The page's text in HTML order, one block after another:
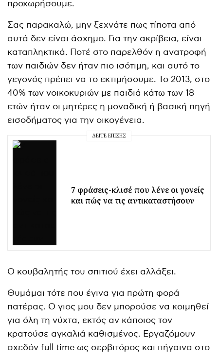
προχωρήσουμε.
Σας παρακαλώ, μην ξεχνάτε πως τίποτα από
αυτά δεν είναι άσχημο. Για την ακρίβεια, είναι
καταπληκτικά. Ποτέ στο παρελθόν η ανατροφή
των παιδιών δεν ήταν πιο ισότιμη, και αυτό το
γεγονός πρέπει να το εκτιμήσουμε. Το 2013, στο
40% των νοικοκυριών με παιδιά κάτω των 18
ετών ήταν οι μητέρες η μοναδική ή βασική πηγή
εισοδήματος για την οικογένεια.
ΔΕΊΤΕ ΕΠΊΣΗΣ
7 φράσεις-κλισέ που λένε οι γονείς
και πώς να τις αντικαταστήσουν
Ο κουβαλητής του σπιτιού έχει αλλάξει.
Θυμάμαι τότε που έγινα για πρώτη φορά
πατέρας. Ο γιος μου δεν μπορούσε να κοιμηθεί
για όλη τη νύχτα, εκτός αν κάποιος τον
κρατούσε αγκαλιά καθισμένος. Εργαζόμουν
σχεδόν full time ως σερβιτόρος και πήγαινα στο